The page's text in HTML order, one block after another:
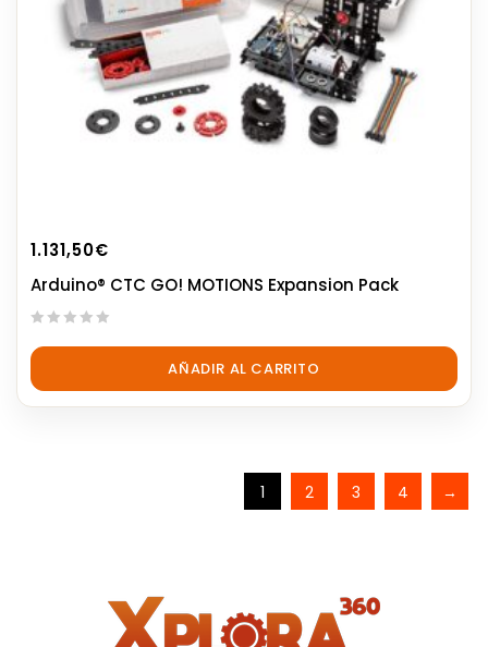
1.131,50€
Arduino® CTC GO! MOTIONS Expansion Pack
out
5
AÑADIR AL CARRITO
1 2 3 4 →